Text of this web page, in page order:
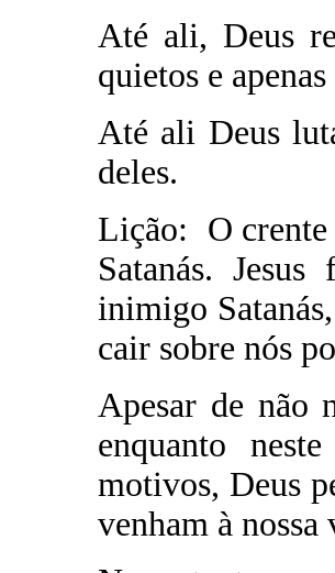
Até ali, Deus
quietos e
Até ali Deus
deles.
Lição: O crente
Satanás.
inimigo
cair sobre nós
Apesar de não
enquanto
motivos, Deus
venham à nossa